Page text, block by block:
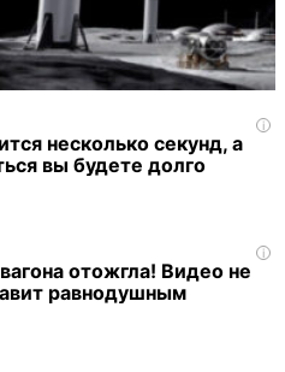
i
несколько секунд, а
вы будете долго
i
отожгла! Видео не
равнодушным